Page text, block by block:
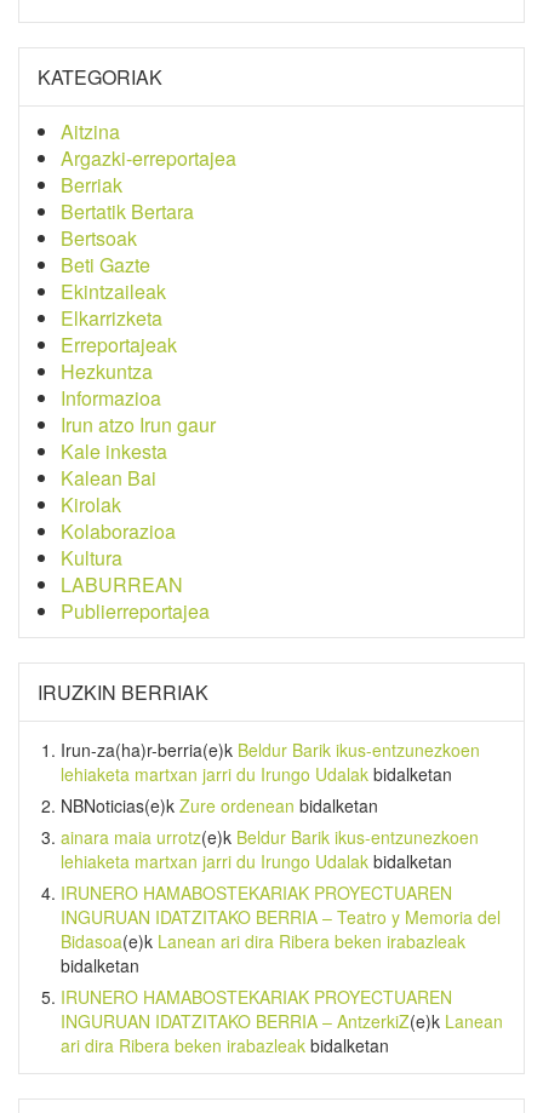
KATEGORIAK
Aitzina
Argazki-erreportajea
Berriak
Bertatik Bertara
Bertsoak
Beti Gazte
Ekintzaileak
Elkarrizketa
Erreportajeak
Hezkuntza
Informazioa
Irun atzo Irun gaur
Kale inkesta
Kalean Bai
Kirolak
Kolaborazioa
Kultura
LABURREAN
Publierreportajea
IRUZKIN BERRIAK
Irun-za(ha)r-berria(e)k Beldur Barik ikus-entzunezkoen
lehiaketa martxan jarri du Irungo Udalak bidalketan
NBNoticias(e)k Zure ordenean bidalketan
ainara maia urrotz(e)k Beldur Barik ikus-entzunezkoen
lehiaketa martxan jarri du Irungo Udalak bidalketan
IRUNERO HAMABOSTEKARIAK PROYECTUAREN
INGURUAN IDATZITAKO BERRIA – Teatro y Memoria del
Bidasoa(e)k Lanean ari dira Ribera beken irabazleak
bidalketan
IRUNERO HAMABOSTEKARIAK PROYECTUAREN
INGURUAN IDATZITAKO BERRIA – AntzerkiZ(e)k Lanean
ari dira Ribera beken irabazleak bidalketan